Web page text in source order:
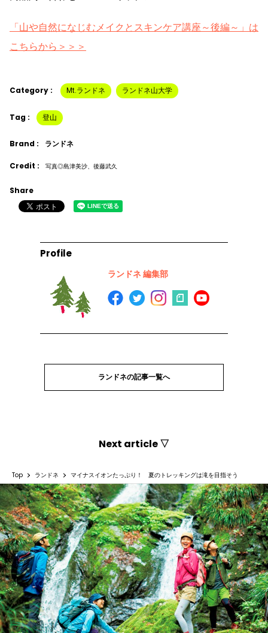
「山や自然になじむメイクとスキンケア講座～後編～」は
こちらから＞＞＞
Category : Mt.ランドネ ランドネ山大学
Tag : 登山
Brand : ランドネ
Credit : 写真◎島津美沙、後藤武久
Share
Profile
ランドネ 編集部
ランドネの記事一覧へ
Next article ▽
Top ランドネ マイナスイオンたっぷり！ 夏のトレッキングは滝を目指そう